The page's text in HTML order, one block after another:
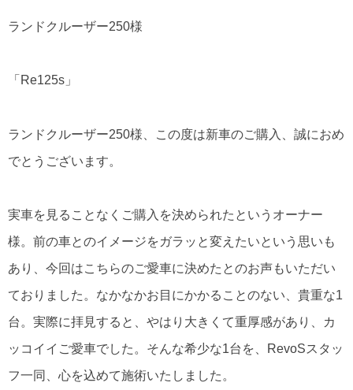
ランドクルーザー250様
「Re125s」
ランドクルーザー250様、この度は新車のご購入、誠におめ
でとうございます。
実車を見ることなくご購入を決められたというオーナー
様。前の車とのイメージをガラッと変えたいという思いも
あり、今回はこちらのご愛車に決めたとのお声もいただい
ておりました。なかなかお目にかかることのない、貴重な1
台。実際に拝見すると、やはり大きくて重厚感があり、カ
ッコイイご愛車でした。そんな希少な1台を、RevoSスタッ
フ一同、心を込めて施術いたしました。